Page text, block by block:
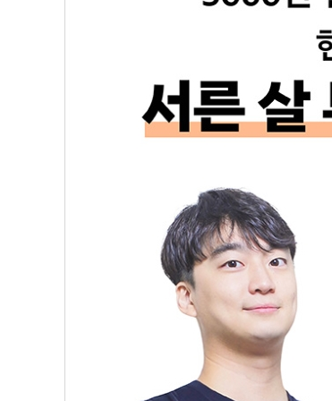
투자에서 편향된 생각을 만드는 요인
그냥 빠르게 돈 버는 법을 알고 싶은 사람에게
멘탈이 흔들리는 진짜 이유
투자는 결국 제로섬 게임이다
사람들의 욕심과 공포를 이용하라
멀더라도 확실한 미래에 집중하라
좋은 선택을 하고 불확실성을 이겨내는 법
03 [매수] 투자는 거시심리학이다
가치는 가격에 직접적으로 반영되지 않는다
큰 투자처를 찾는 법